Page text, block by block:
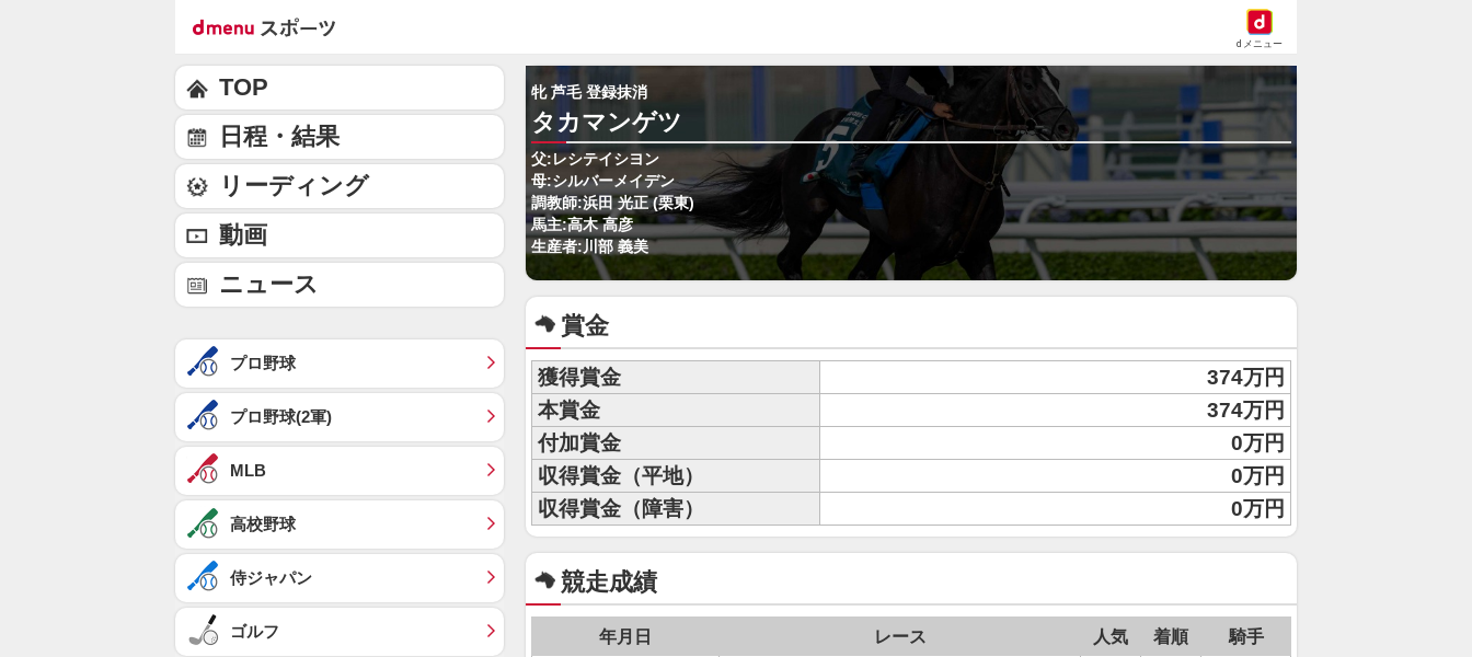
dメニュー
牝 芦毛 登録抹消
タカマンゲツ
父:レシテイシヨン
母:シルバーメイデン
調教師:浜田 光正 (栗東)
馬主:高木 高彦
生産者:川部 義美
賞金
獲得賞金
374万円
本賞金
374万円
付加賞金
0万円
収得賞金（平地）
0万円
収得賞金（障害）
0万円
競走成績
年月日 レース 人気 着順 騎手
TOP
日程・結果
リーディング
動画
ニュース
プロ野球
プロ野球(2軍)
MLB
高校野球
侍ジャパン
ゴルフ